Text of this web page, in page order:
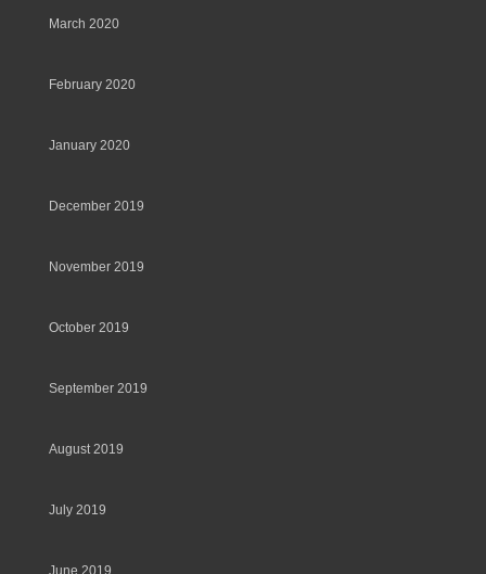
March 2020
February 2020
January 2020
December 2019
November 2019
October 2019
September 2019
August 2019
July 2019